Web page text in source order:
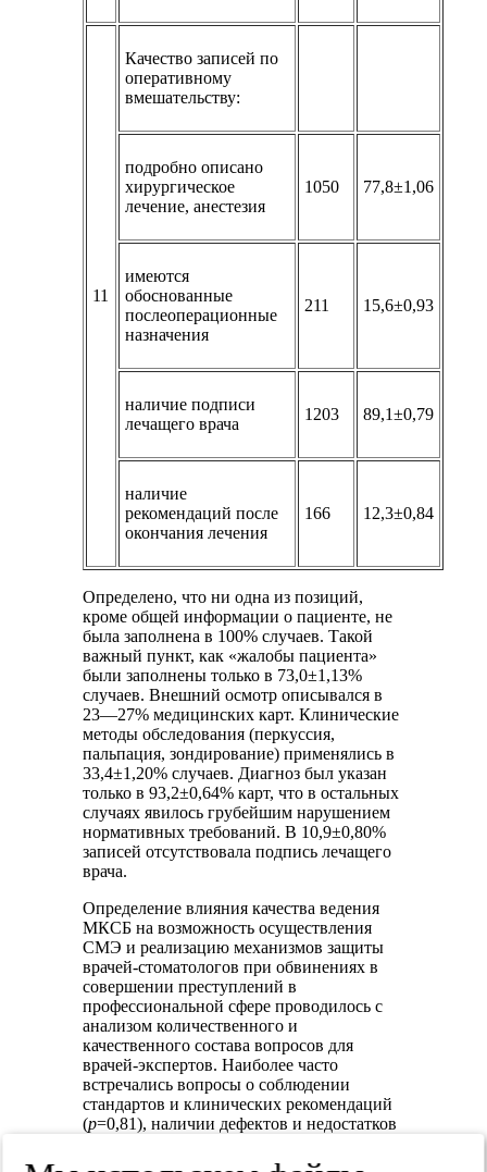
11
Качество записей по
оперативному
вмешательству:
подробно описано
хирургическое
лечение, анестезия
1050 77,8±1,06
имеются
обоснованные
послеоперационные
назначения
211 15,6±0,93
наличие подписи
лечащего врача
1203 89,1±0,79
наличие
рекомендаций после
окончания лечения
166 12,3±0,84
Определено, что ни одна из позиций,
кроме общей информации о пациенте, не
была заполнена в 100% случаев. Такой
важный пункт, как «жалобы пациента»
были заполнены только в 73,0±1,13%
случаев. Внешний осмотр описывался в
23—27% медицинских карт. Клинические
методы обследования (перкуссия,
пальпация, зондирование) применялись в
33,4±1,20% случаев. Диагноз был указан
только в 93,2±0,64% карт, что в остальных
случаях явилось грубейшим нарушением
нормативных требований. В 10,9±0,80%
записей отсутствовала подпись лечащего
врача.
Определение влияния качества ведения
МКСБ на возможность осуществления
СМЭ и реализацию механизмов защиты
врачей-стоматологов при обвинениях в
совершении преступлений в
профессиональной сфере проводилось с
анализом количественного и
качественного состава вопросов для
врачей-экспертов. Наиболее часто
встречались вопросы о соблюдении
стандартов и клинических рекомендаций
(p=0,81), наличии дефектов и недостатков
следственной связи между наступившими